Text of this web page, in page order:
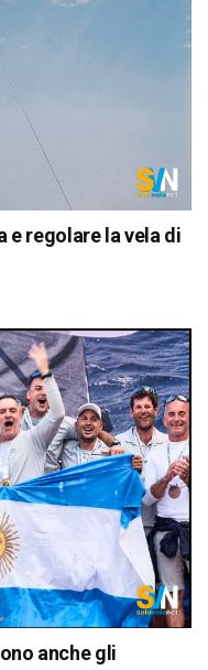
e regolare la vela di
anche gli